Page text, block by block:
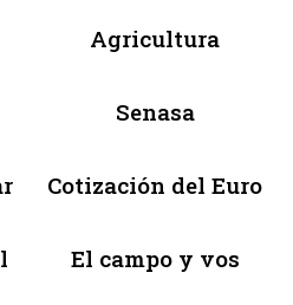
Agricultura
Senasa
Cotización del Euro
El campo y vos